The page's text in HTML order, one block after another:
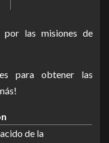
las misiones de
para obtener las
de la